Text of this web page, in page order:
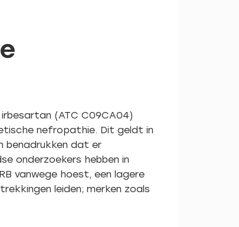
(ATC C09CA04)
nefropathie. Dit geldt in
benadrukken dat er
onderzoekers hebben in
vanwege hoest, een lagere
leiden; merken zoals